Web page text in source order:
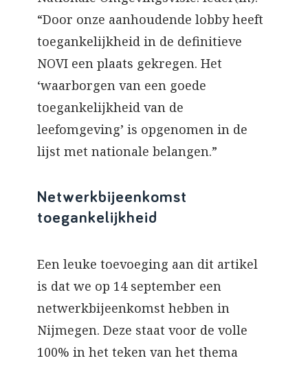
“Door onze aanhoudende lobby heeft
toegankelijkheid in de definitieve
NOVI een plaats gekregen. Het
‘waarborgen van een goede
toegankelijkheid van de
leefomgeving’ is opgenomen in de
lijst met nationale belangen.”
Netwerkbijeenkomst
toegankelijkheid
Een leuke toevoeging aan dit artikel
is dat we op 14 september een
netwerkbijeenkomst hebben in
Nijmegen. Deze staat voor de volle
100% in het teken van het thema